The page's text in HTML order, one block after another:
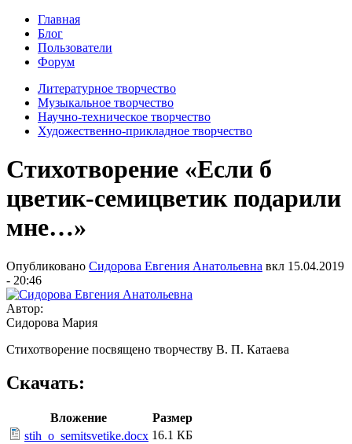
Главная
Блог
Пользователи
Форум
Литературное творчество
Музыкальное творчество
Научно-техническое творчество
Художественно-прикладное творчество
Стихотворение «Если б
цветик-семицветик подарили
мне…»
Опубликовано Сидорова Евгения Анатольевна вкл 15.04.2019
- 20:46
Автор:
Сидорова Мария
Стихотворение посвящено творчеству В. П. Катаева
Скачать:
Вложение
Размер
stih_o_semitsvetike.docx 16.1 КБ